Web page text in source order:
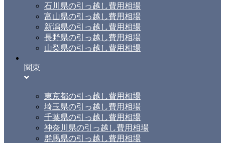
石川県の引っ越し費用相場
富山県の引っ越し費用相場
新潟県の引っ越し費用相場
長野県の引っ越し費用相場
山梨県の引っ越し費用相場
関東
東京都の引っ越し費用相場
埼玉県の引っ越し費用相場
千葉県の引っ越し費用相場
神奈川県の引っ越し費用相場
群馬県の引っ越し費用相場